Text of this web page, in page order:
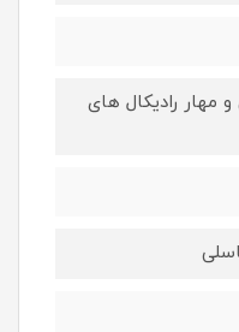
مهار رادیکال های